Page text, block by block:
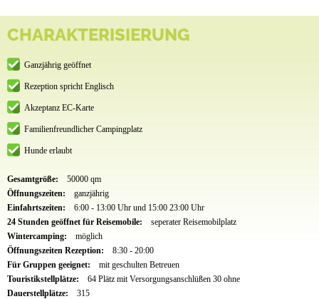
CHARAKTERISIERUNG
Ganzjährig geöffnet
Rezeption spricht Englisch
Akzeptanz EC-Karte
Familienfreundlicher Campingplatz
Hunde erlaubt
Gesamtgröße:
50000 qm
Öffnungszeiten:
ganzjährig
Einfahrtszeiten:
6:00 - 13:00 Uhr und 15:00 23:00 Uhr
24 Stunden geöffnet für Reisemobile:
seperater Reisemobilplatz
Wintercamping:
möglich
Öffnungszeiten Rezeption:
8:30 - 20:00
Für Gruppen geeignet:
mit geschulten Betreuen
Touristikstellplätze:
64 Plätz mit Versorgungsanschlüßen 30 ohne
Dauerstellplätze:
315